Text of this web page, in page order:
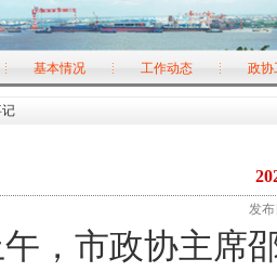
基本情况 工作动态 政协
记
发
，市政协主席